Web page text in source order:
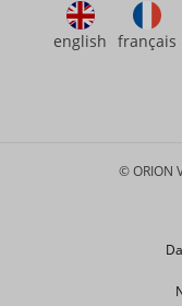
english français
© ORION